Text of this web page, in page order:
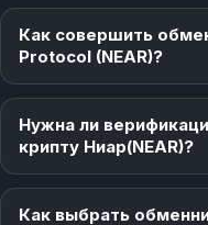
Как совершить
Protocol (NEAR)?
Нужна ли
крипту Ниар(NEAR)?
Как выбрать